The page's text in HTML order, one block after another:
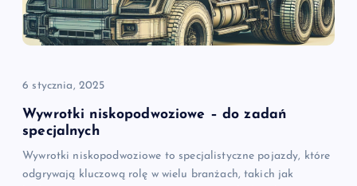
6 stycznia, 2025
Wywrotki niskopodwoziowe – do zadań
specjalnych
Wywrotki niskopodwoziowe to specjalistyczne pojazdy, które
odgrywają kluczową rolę w wielu branżach, takich jak